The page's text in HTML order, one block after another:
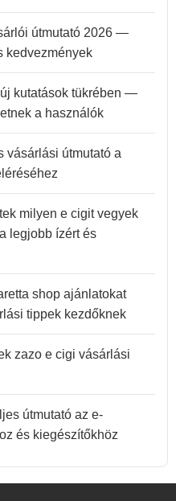
útmutató 2026 —
kedvezmények
kutatások tükrében —
a használók
vásárlási útmutató a
milyen e cigit vegyek
legjobb ízért és
shop ajánlatokat
tippek kezdőknek
zazo e cigi vásárlási
útmutató az e-
és kiegészítőkhöz